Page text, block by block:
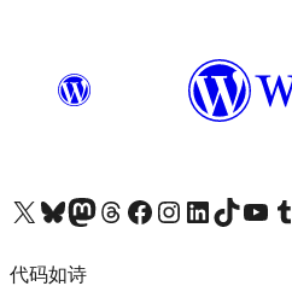
关注我们的 X（原 Twitter）账号访问我们的 Bluesky 账号关注我们的 Mastodon 账号访问我们的 Threads 账号 访问我们的 Facebook 公共主页关注我们的 Instagram 账号 关注我们的 LinkedIn 主页访问我们的 TikTok 账号访问我们的 YouTube 频道 访问我们的 Tumblr 账号
代码如诗